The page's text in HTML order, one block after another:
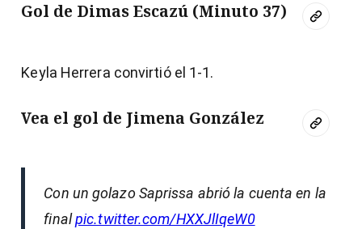
Gol de Dimas Escazú (Minuto 37)
Keyla Herrera convirtió el 1-1.
Vea el gol de Jimena González
Con un golazo Saprissa abrió la cuenta en la
finalpic.twitter.com/HXXJlIqeW0